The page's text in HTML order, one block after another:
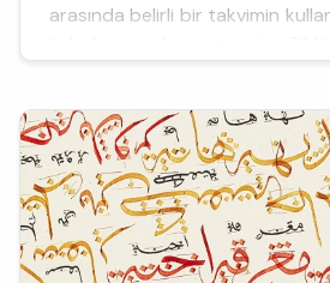
arasında belirli bir takvimin
Peygamber’in doğum tarihi 20